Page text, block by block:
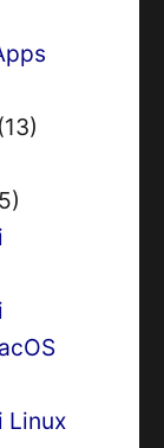
(13)
Linux